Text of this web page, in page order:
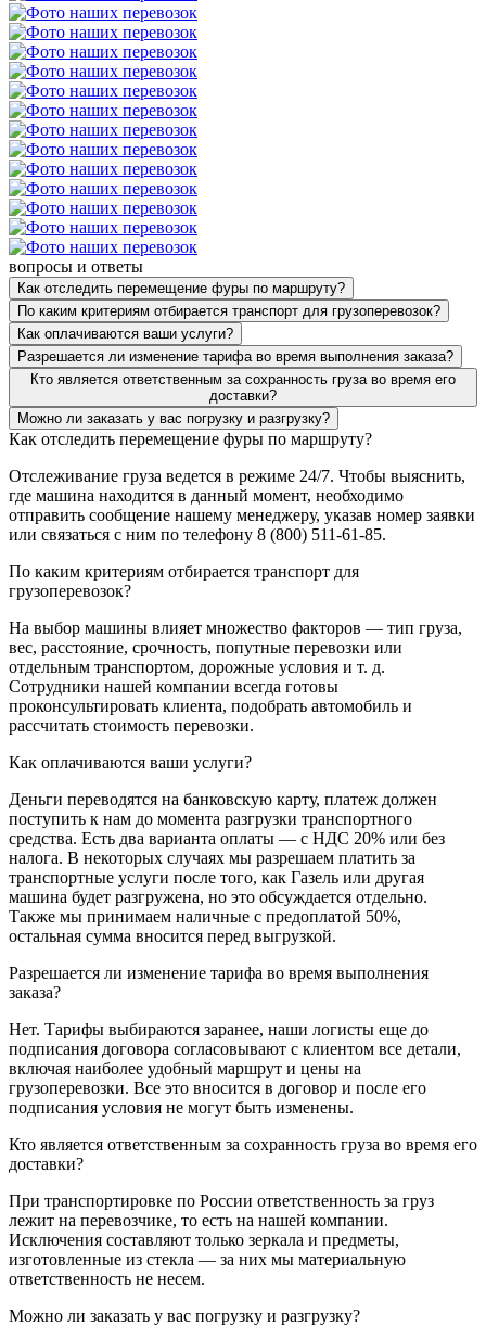
вопросы и ответы
Как отследить перемещение фуры по маршруту?
По каким критериям отбирается транспорт для грузоперевозок?
Как оплачиваются ваши услуги?
Разрешается ли изменение тарифа во время выполнения заказа?
Кто является ответственным за сохранность груза во время его
доставки?
Можно ли заказать у вас погрузку и разгрузку?
Как отследить перемещение фуры по маршруту?
Отслеживание груза ведется в режиме 24/7. Чтобы выяснить,
где машина находится в данный момент, необходимо
отправить сообщение нашему менеджеру, указав номер заявки
или связаться с ним по телефону 8 (800) 511-61-85.
По каким критериям отбирается транспорт для
грузоперевозок?
На выбор машины влияет множество факторов — тип груза,
вес, расстояние, срочность, попутные перевозки или
отдельным транспортом, дорожные условия и т. д.
Сотрудники нашей компании всегда готовы
проконсультировать клиента, подобрать автомобиль и
рассчитать стоимость перевозки.
Как оплачиваются ваши услуги?
Деньги переводятся на банковскую карту, платеж должен
поступить к нам до момента разгрузки транспортного
средства. Есть два варианта оплаты — с НДС 20% или без
налога. В некоторых случаях мы разрешаем платить за
транспортные услуги после того, как Газель или другая
машина будет разгружена, но это обсуждается отдельно.
Также мы принимаем наличные с предоплатой 50%,
остальная сумма вносится перед выгрузкой.
Разрешается ли изменение тарифа во время выполнения
заказа?
Нет. Тарифы выбираются заранее, наши логисты еще до
подписания договора согласовывают с клиентом все детали,
включая наиболее удобный маршрут и цены на
грузоперевозки. Все это вносится в договор и после его
подписания условия не могут быть изменены.
Кто является ответственным за сохранность груза во время его
доставки?
При транспортировке по России ответственность за груз
лежит на перевозчике, то есть на нашей компании.
Исключения составляют только зеркала и предметы,
изготовленные из стекла — за них мы материальную
ответственность не несем.
Можно ли заказать у вас погрузку и разгрузку?